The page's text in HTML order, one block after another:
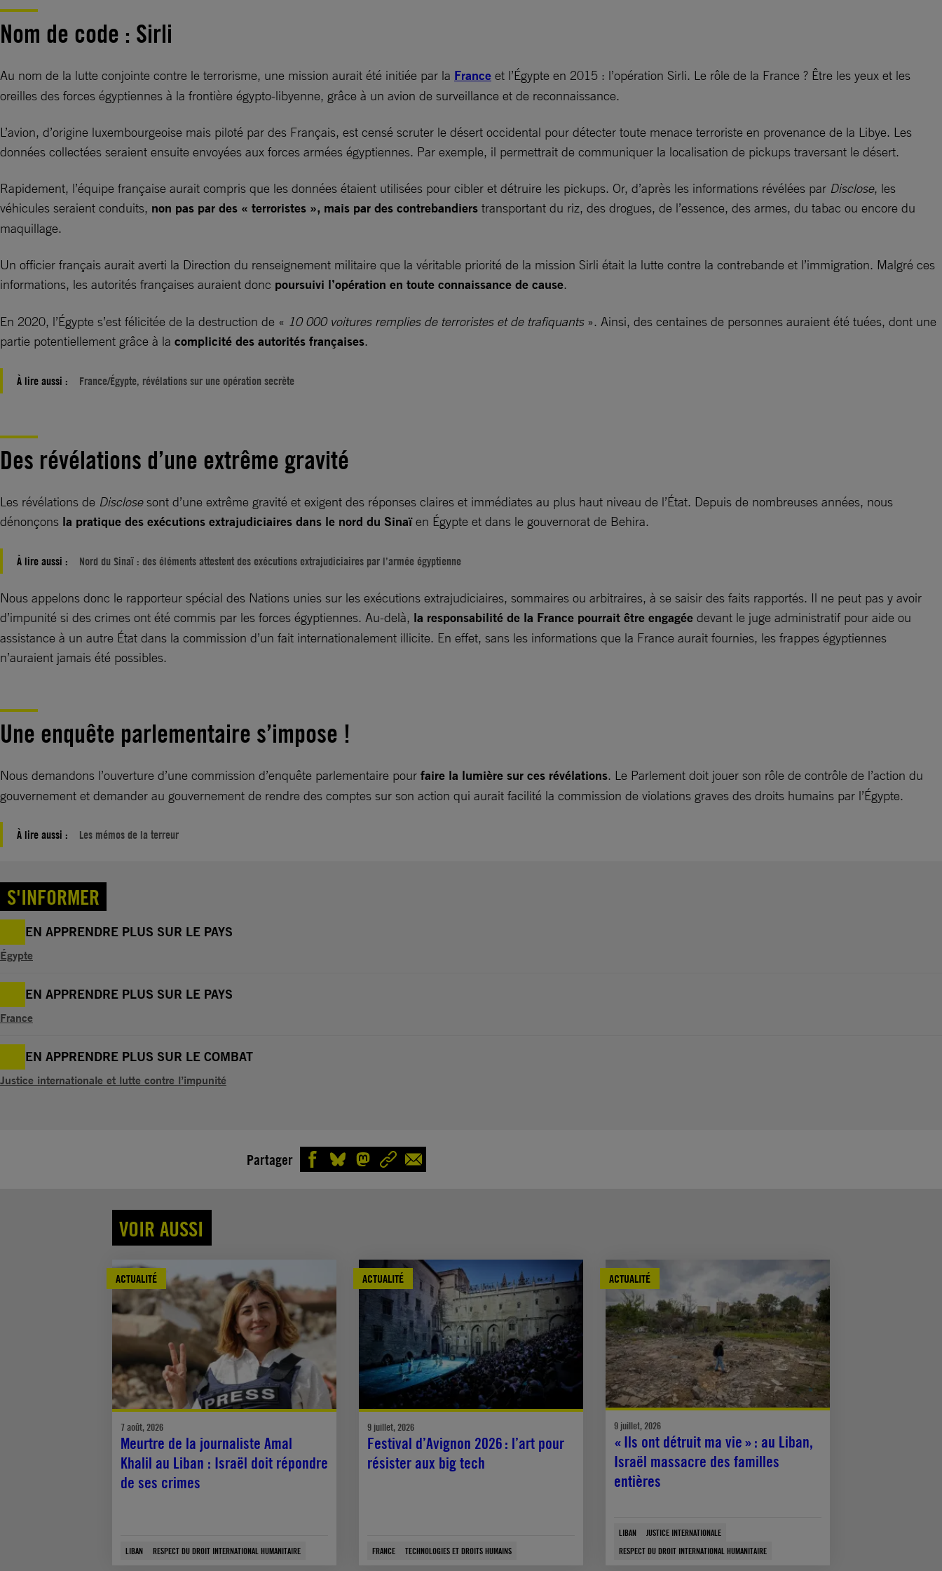
Nom de code : Sirli
Au nom de la lutte conjointe contre le terrorisme, une mission aurait été initiée par la France et l’Égypte en 2015 : l’opération Sirli. Le rôle de la France ? Être les yeux et les
oreilles des forces égyptiennes à la frontière égypto-libyenne, grâce à un avion de surveillance et de reconnaissance.
L’avion, d’origine luxembourgeoise mais piloté par des Français, est censé scruter le désert occidental pour détecter toute menace terroriste en provenance de la Libye. Les
données collectées seraient ensuite envoyées aux forces armées égyptiennes. Par exemple, il permettrait de communiquer la localisation de pickups traversant le désert.
Rapidement, l’équipe française aurait compris que les données étaient utilisées pour cibler et détruire les pickups. Or, d’après les informations révélées par Disclose, les
véhicules seraient conduits, non pas par des « terroristes », mais par des contrebandiers transportant du riz, des drogues, de l’essence, des armes, du tabac ou encore du
maquillage.
Un officier français aurait averti la Direction du renseignement militaire que la véritable priorité de la mission Sirli était la lutte contre la contrebande et l’immigration. Malgré ces
informations, les autorités françaises auraient donc poursuivi l’opération en toute connaissance de cause.
En 2020, l’Égypte s’est félicitée de la destruction de « 10 000 voitures remplies de terroristes et de trafiquants». Ainsi, des centaines de personnes auraient été tuées, dont une
partie potentiellement grâce à la complicité des autorités françaises.
À lire aussi : France/Égypte, révélations sur une opération secrète
Des révélations d’une extrême gravité
Les révélations de Disclosesont d’une extrême gravité et exigent des réponses claires et immédiates au plus haut niveau de l’État. Depuis de nombreuses années, nous
dénonçons la pratique des exécutions extrajudiciaires dans le nord du Sinaïen Égypte et dans le gouvernorat de Behira.
À lire aussi : Nord du Sinaï : des éléments attestent des exécutions extrajudiciaires par l’armée égyptienne
Nous appelons donc le rapporteur spécial des Nations unies sur les exécutions extrajudiciaires, sommaires ou arbitraires, à se saisir des faits rapportés. Il ne peut pas y avoir
d’impunité si des crimes ont été commis par les forces égyptiennes. Au-delà, la responsabilité de la France pourrait être engagée devant le juge administratif pour aide ou
assistance à un autre État dans la commission d’un fait internationalement illicite. En effet, sans les informations que la France aurait fournies, les frappes égyptiennes
n’auraient jamais été possibles.
Une enquête parlementaire s’impose !
Nous demandons l’ouverture d’une commission d’enquête parlementaire pour faire la lumière sur ces révélations. Le Parlement doit jouer son rôle de contrôle de l’action du
gouvernement et demander au gouvernement de rendre des comptes sur son action qui aurait facilité la commission de violations graves des droits humains par l’Égypte.
À lire aussi : Les mémos de la terreur
S'INFORMER
EN APPRENDRE PLUS SUR LE PAYS
Égypte
EN APPRENDRE PLUS SUR LE PAYS
France
EN APPRENDRE PLUS SUR LE COMBAT
Justice internationale et lutte contre l’impunité
Partager
VOIR AUSSI
ACTUALITÉ
7 août, 2026
Meurtre de la journaliste Amal
Khalil au Liban : Israël doit répondre
de ses crimes
LIBAN RESPECT DU DROIT INTERNATIONAL HUMANITAIRE
ACTUALITÉ
9 juillet, 2026
Festival d’Avignon 2026 : l’art pour
résister aux big tech
FRANCE TECHNOLOGIES ET DROITS HUMAINS
ACTUALITÉ
9 juillet, 2026
« Ils ont détruit ma vie » : au Liban,
Israël massacre des familles
entières
LIBAN
JUSTICE INTERNATIONALE
RESPECT DU DROIT INTERNATIONAL HUMANITAIRE